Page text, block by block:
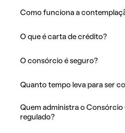
Como funciona a
O que é carta de crédito?
O consórcio é seguro?
Quanto tempo leva para ser
Quem administra o Consórcio
regulado?